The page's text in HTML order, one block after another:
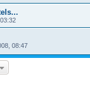
08:47